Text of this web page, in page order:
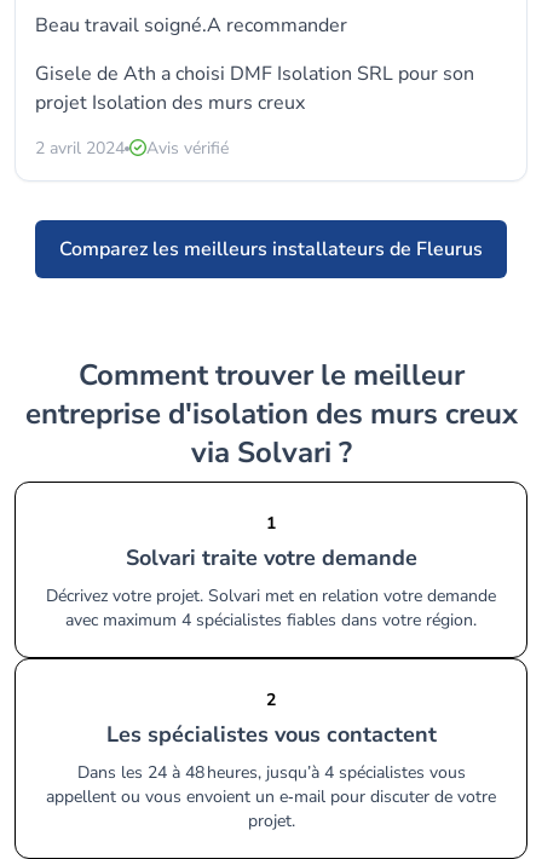
Beau travail soigné.A recommander
Gisele de Ath a choisi DMF Isolation SRL pour son
projet Isolation des murs creux
2 avril 2024 Avis vérifié
Comparez les meilleurs installateurs de Fleurus
Comment trouver le meilleur
entreprise d'isolation des murs creux
via Solvari ?
1
Solvari traite votre demande
Décrivez votre projet. Solvari met en relation votre demande
avec maximum 4 spécialistes fiables dans votre région.
2
Les spécialistes vous contactent
Dans les 24 à 48 heures, jusqu’à 4 spécialistes vous
appellent ou vous envoient un e‑mail pour discuter de votre
projet.